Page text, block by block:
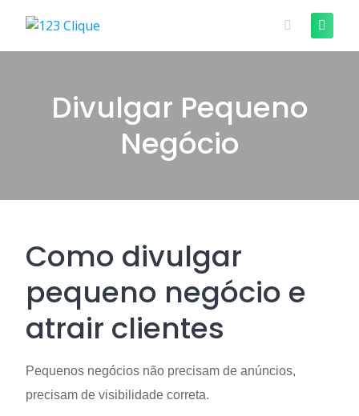
content
Divulgar Pequeno
Negócio
Como divulgar
pequeno negócio e
atrair clientes
Pequenos negócios não precisam de anúncios,
precisam de visibilidade correta.